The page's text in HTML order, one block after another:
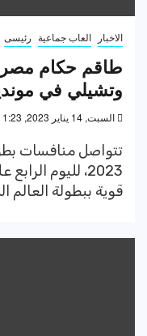
الاخبار العاب جماعية رئيسى
طاقم حكام مصري
وتشيلي في
السبت, 14 يناير 2023, 1:23 م
تتواصل منافسات
قوية ببطولة العالم